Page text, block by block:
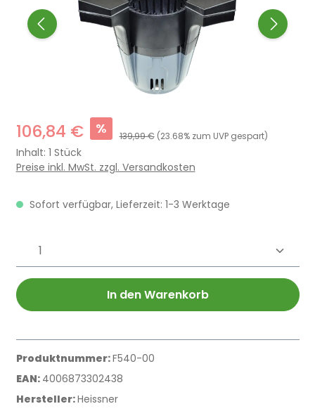
106,84 € % 139,99 € (23.68% zum UVP gespart)
Inhalt: 1 Stück
Preise inkl. MwSt. zzgl. Versandkosten
Sofort verfügbar, Lieferzeit: 1-3 Werktage
Produkt Anzahl: Gib den
In den Warenkorb
Produktnummer:F540-00
EAN: 4006873302438
Hersteller:Heissner